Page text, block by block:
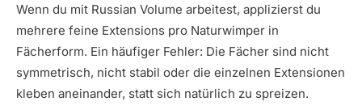
Wenn du mit Russian Volume arbeitest, applizierst du
mehrere feine Extensions pro Naturwimper in
Fächerform. Ein häufiger Fehler: Die Fächer sind nicht
symmetrisch, nicht stabil oder die einzelnen Extensionen
kleben aneinander, statt sich natürlich zu spreizen.